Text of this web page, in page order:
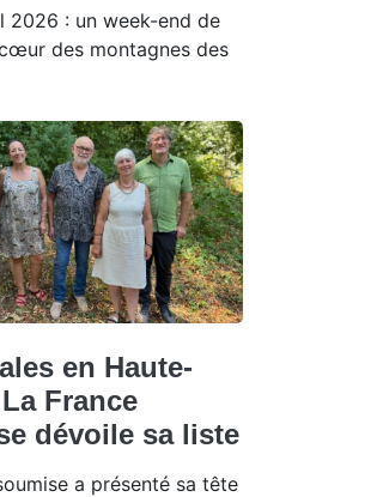
2026 : un week-end de
des montagnes des
en Haute-
France
dévoile sa liste
a présenté sa tête